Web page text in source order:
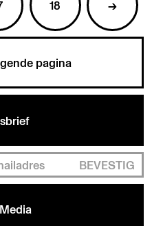
18 →
pagina
BEVESTIG